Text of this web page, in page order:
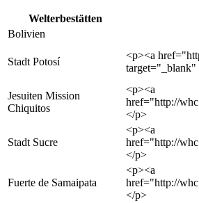
Welterbestätten
Bolivien
Stadt Potosí
<p><a
Jesuiten Mission
Chiquitos
<p><a
href="http://
</p>
Stadt Sucre
<p><a
href="http://
</p>
Fuerte de Samaipata
<p><a
href="http://
</p>